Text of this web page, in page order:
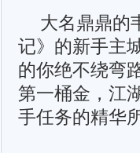
大名鼎鼎的
记》的新手主
的你绝不绕弯
第一桶金，江
手任务的精华